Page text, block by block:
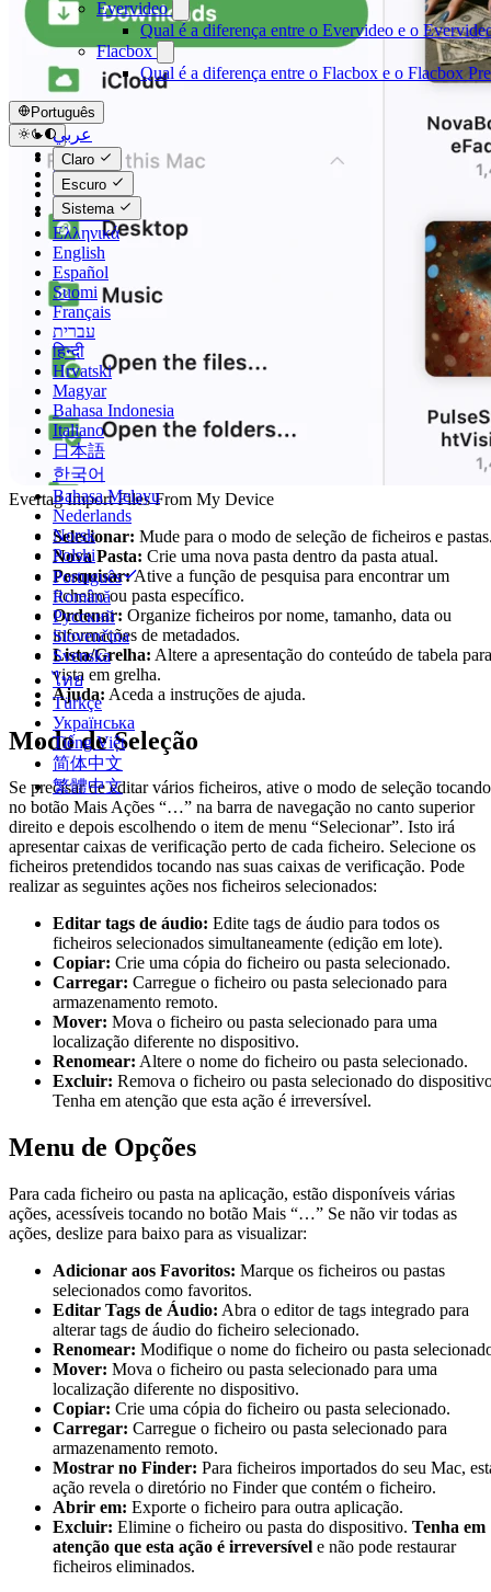
Evervideo
Qual é a diferença entre o Evervideo e o
Flacbox
Qual é a diferença entre o Flacbox e o Flacbox
Português
عربي
Català
Čeština
Dansk
Deutsch
Ελληνικά
English
Español
Suomi
Français
עברית
हिन्दी
Hrvatski
Magyar
Bahasa Indonesia
Italiano
日本語
한국어
Bahasa Melayu
Nederlands
Norsk
Polski
Português
Română
Русский
Slovenčina
Svenska
ไทย
Türkçe
Українська
Tiếng Việt
简体中文
繁體中文
Claro
Escuro
Sistema
Evertag Import Files From My Device
Selecionar: Mude para o modo de seleção de ficheiros e
Nova Pasta: Crie uma nova pasta dentro da pasta atual.
Pesquisar:Ative a função de pesquisa para encontrar um
ficheiro ou pasta específico.
Ordenar: Organize ficheiros por nome, tamanho, data ou
informações de metadados.
Lista/Grelha: Altere a apresentação do conteúdo de tabela para
vista em grelha.
Ajuda: Aceda a instruções de ajuda.
Modo de Seleção
Se precisar de editar vários ficheiros, ative o modo de seleção tocando
no botão Mais Ações “…” na barra de navegação no canto superior
direito e depois escolhendo o item de menu “Selecionar”. Isto irá
apresentar caixas de verificação perto de cada ficheiro. Selecione os
ficheiros pretendidos tocando nas suas caixas de verificação. Pode
realizar as seguintes ações nos ficheiros selecionados:
Editar tags de áudio: Edite tags de áudio para todos os
ficheiros selecionados simultaneamente (edição em lote).
Copiar: Crie uma cópia do ficheiro ou pasta selecionado.
Carregar: Carregue o ficheiro ou pasta selecionado para
armazenamento remoto.
Mover: Mova o ficheiro ou pasta selecionado para uma
localização diferente no dispositivo.
Renomear: Altere o nome do ficheiro ou pasta selecionado.
Excluir: Remova o ficheiro ou pasta selecionado do
Tenha em atenção que esta ação é irreversível.
Menu de Opções
Para cada ficheiro ou pasta na aplicação, estão disponíveis várias
ações, acessíveis tocando no botão Mais “…” Se não vir todas as
ações, deslize para baixo para as visualizar:
Adicionar aos Favoritos: Marque os ficheiros ou pastas
selecionados como favoritos.
Editar Tags de Áudio: Abra o editor de tags integrado para
alterar tags de áudio do ficheiro selecionado.
Renomear: Modifique o nome do ficheiro ou pasta
Mover: Mova o ficheiro ou pasta selecionado para uma
localização diferente no dispositivo.
Copiar: Crie uma cópia do ficheiro ou pasta selecionado.
Carregar: Carregue o ficheiro ou pasta selecionado para
armazenamento remoto.
Mostrar no Finder: Para ficheiros importados do seu Mac,
ação revela o diretório no Finder que contém o ficheiro.
Abrir em: Exporte o ficheiro para outra aplicação.
Excluir: Elimine o ficheiro ou pasta do dispositivo. Tenha em
atenção que esta ação é irreversível e não pode restaurar
ficheiros eliminados.